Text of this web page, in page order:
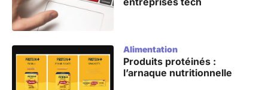
Alimentation
Produits protéinés :
l’arnaque nutritionnelle